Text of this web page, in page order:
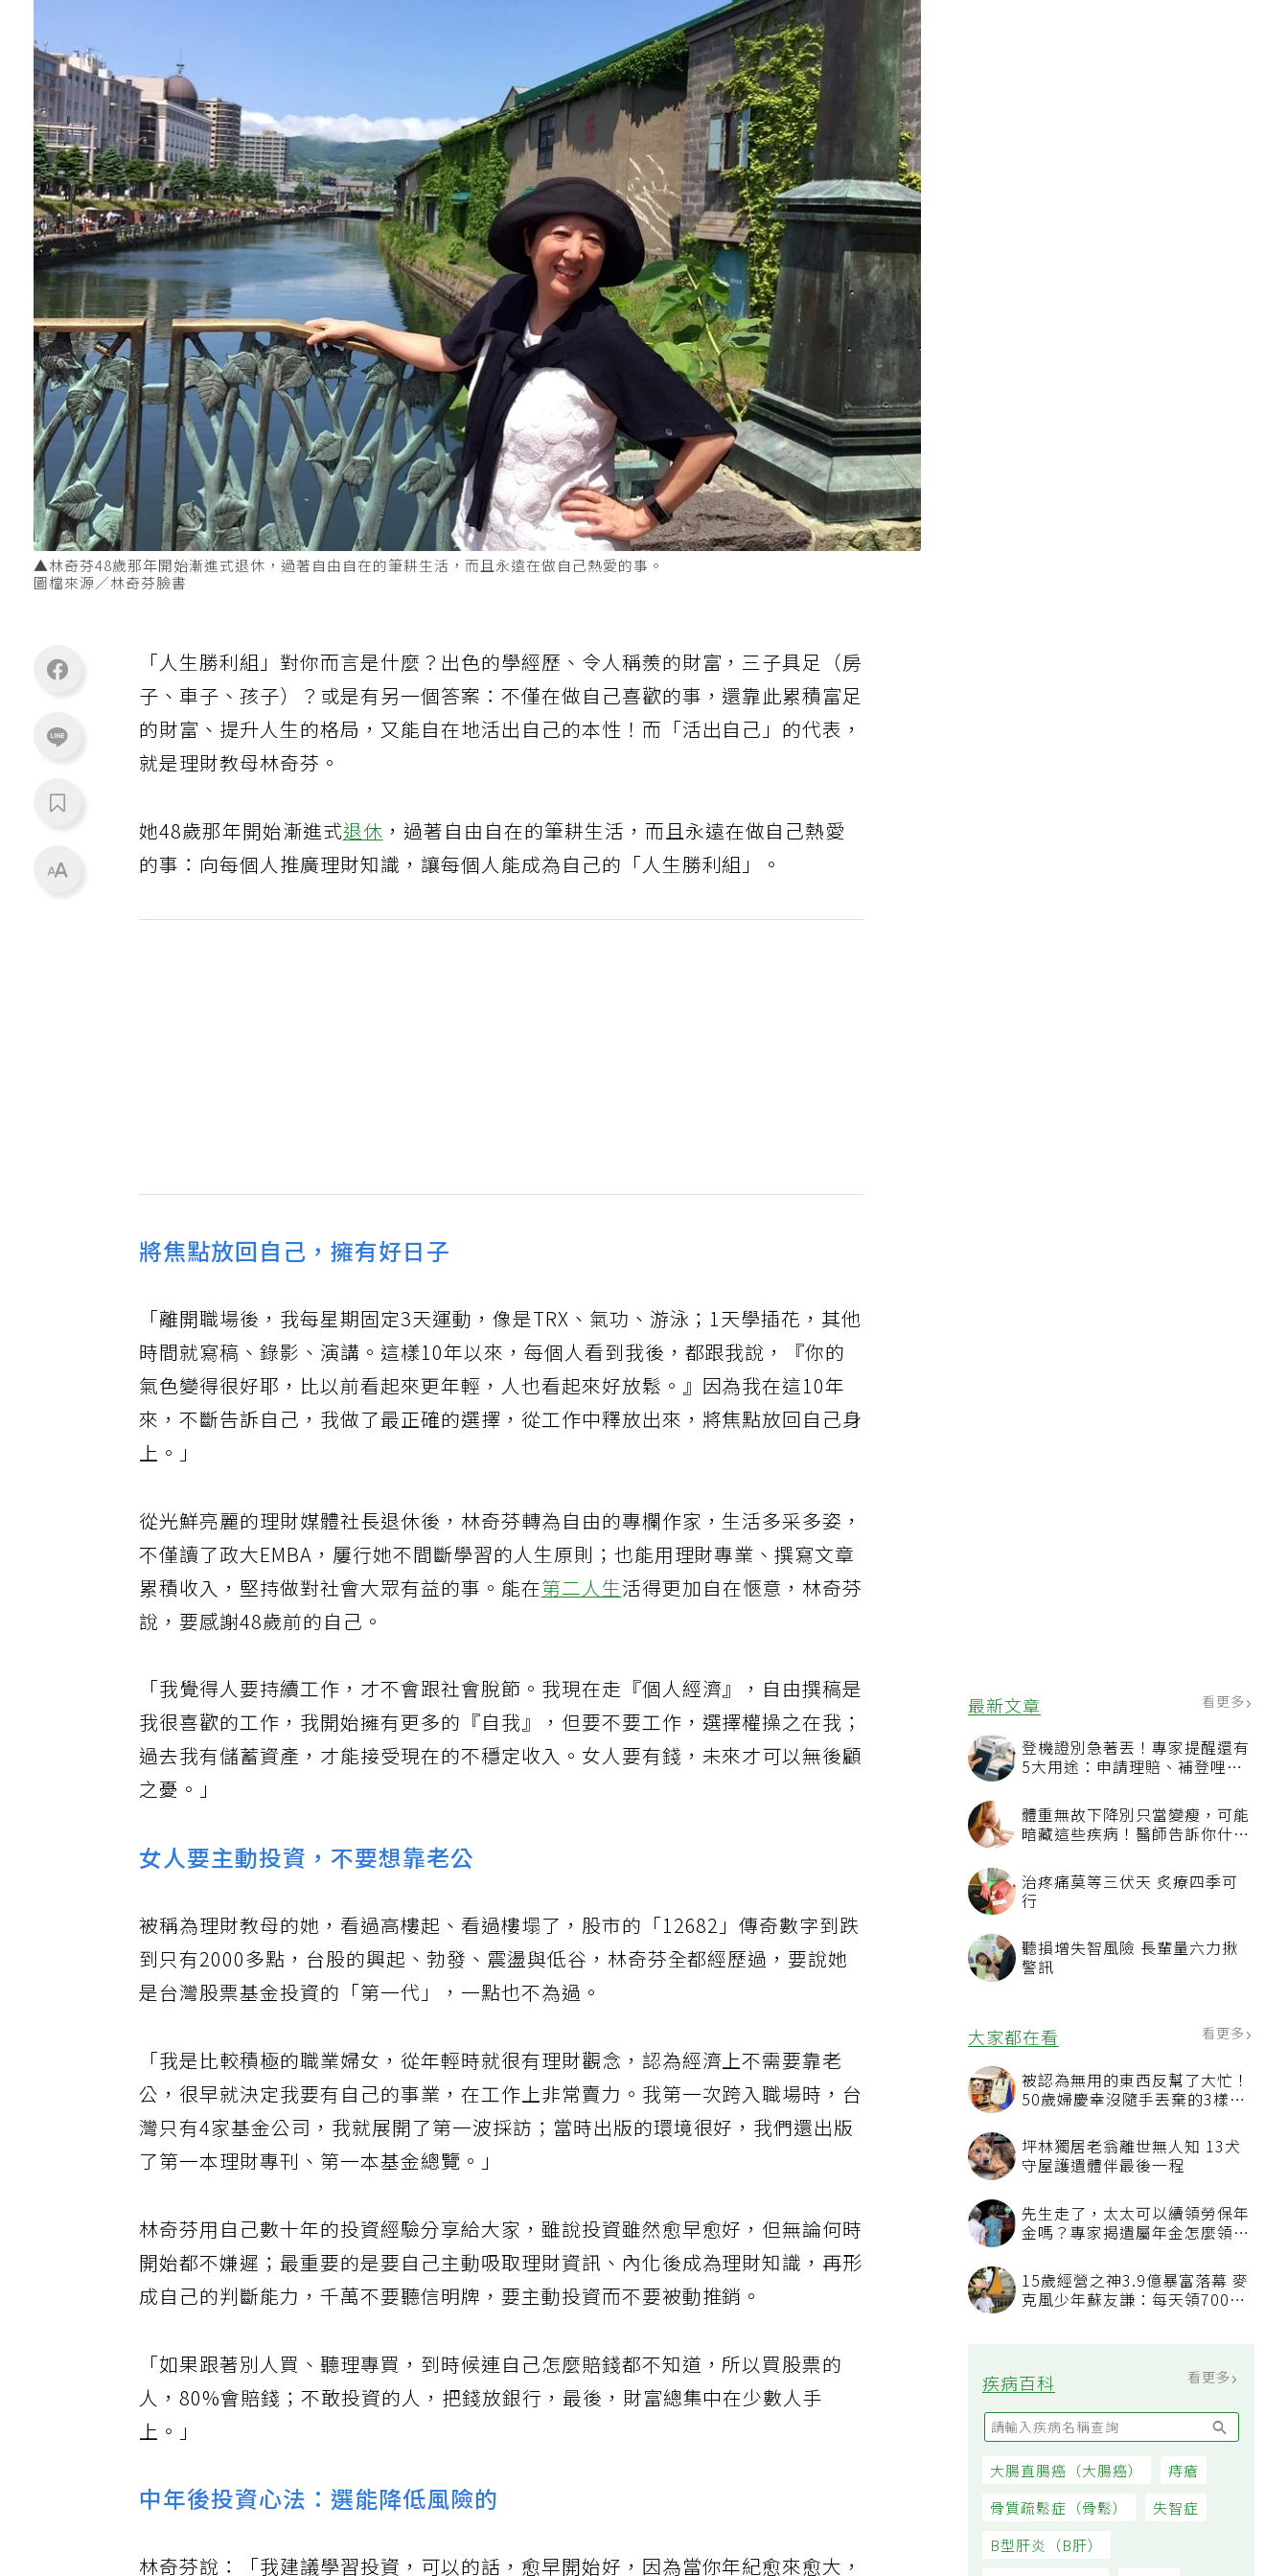
最新文章 看更多
登機證別急著丟！專家提醒還有
5大用途：申請理賠、補登哩程
體重無故下降別只當變瘦，可能
暗藏這些疾病！醫師告訴你什麼
治疼痛莫等三伏天 炙療四季可
行
聽損增失智風險 長輩量六力揪
警訊
大家都在看
被認為無用的東西反幫了大忙！
50歲婦慶幸沒隨手丟棄的3樣物
坪林獨居老翁離世無人知 13犬
守屋護遺體伴最後一程
先生走了，太太可以續領勞保年
15歲經營之神3.9億暴富落幕 麥
克風少年蘇友謙：每天領700元
疾病百科
▲林奇芬48歲那年開始漸進式退休，過著自由自在的筆耕生活，而且永遠在做自己熱愛的事。
圖檔來源／林奇芬臉書
「人生勝利組」對你而言是什麼？出色的學經歷、令人稱羨的財富，三子具足（房
子、車子、孩子）？或是有另一個答案：不僅在做自己喜歡的事，還靠此累積富足
的財富、提升人生的格局，又能自在地活出自己的本性！而「活出自己」的代表，
就是理財教母林奇芬。
她48歲那年開始漸進式退休 ，過著自由自在的筆耕生活，而且永遠在做自己熱愛
的事：向每個人推廣理財知識，讓每個人能成為自己的「人生勝利組」。
將焦點放回自己，擁有好日子
「離開職場後，我每星期固定3天運動，像是TRX、氣功、游泳；1天學插花，其他
時間就寫稿、錄影、演講。這樣10年以來，每個人看到我後，都跟我說，『你的
氣色變得很好耶，比以前看起來更年輕，人也看起來好放鬆。』因為我在這10年
來，不斷告訴自己，我做了最正確的選擇，從工作中釋放出來，將焦點放回自己身
上。」
從光鮮亮麗的理財媒體社長退休後，林奇芬轉為自由的專欄作家，生活多采多姿，
不僅讀了政大EMBA，屢行她不間斷學習的人生原則；也能用理財專業、撰寫文章
累積收入，堅持做對社會大眾有益的事。能在第二人生活得更加自在愜意，林奇芬
說，要感謝48歲前的自己。
「我覺得人要持續工作，才不會跟社會脫節。我現在走『個人經濟』，自由撰稿是
我很喜歡的工作，我開始擁有更多的『自我』，但要不要工作，選擇權操之在我；
過去我有儲蓄資產，才能接受現在的不穩定收入。女人要有錢，未來才可以無後顧
之憂。」
女人要主動投資，不要想靠老公
被稱為理財教母的她，看過高樓起、看過樓塌了，股市的「12682」傳奇數字到跌
到只有2000多點，台股的興起、勃發、震盪與低谷，林奇芬全都經歷過，要說她
是台灣股票基金投資的「第一代」，一點也不為過。
「我是比較積極的職業婦女，從年輕時就很有理財觀念，認為經濟上不需要靠老
公，很早就決定我要有自己的事業，在工作上非常賣力。我第一次跨入職場時，台
灣只有4家基金公司，我就展開了第一波採訪；當時出版的環境很好，我們還出版
了第一本理財專刊、第一本基金總覽。」
林奇芬用自己數十年的投資經驗分享給大家，雖說投資雖然愈早愈好，但無論何時
開始都不嫌遲；最重要的是要自己主動吸取理財資訊、內化後成為理財知識，再形
成自己的判斷能力，千萬不要聽信明牌，要主動投資而不要被動推銷。
「如果跟著別人買、聽理專買，到時候連自己怎麼賠錢都不知道，所以買股票的
人，80%會賠錢；不敢投資的人，把錢放銀行，最後，財富總集中在少數人手
上。」
中年後投資心法：選能降低風險的